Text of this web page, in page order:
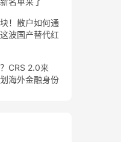
！散户如何通
波国产替代红
CRS 2.0来
海外金融身份